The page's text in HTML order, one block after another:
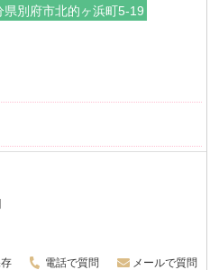
県別府市北的ヶ浜町5-19
電話で質問 メールで質問